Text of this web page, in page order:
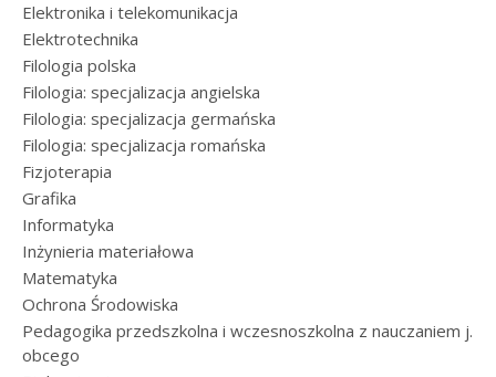
Elektronika i telekomunikacja
Elektrotechnika
Filologia polska
Filologia: specjalizacja angielska
Filologia: specjalizacja germańska
Filologia: specjalizacja romańska
Fizjoterapia
Grafika
Informatyka
Inżynieria materiałowa
Matematyka
Ochrona Środowiska
Pedagogika przedszkolna i wczesnoszkolna z nauczaniem j.
obcego